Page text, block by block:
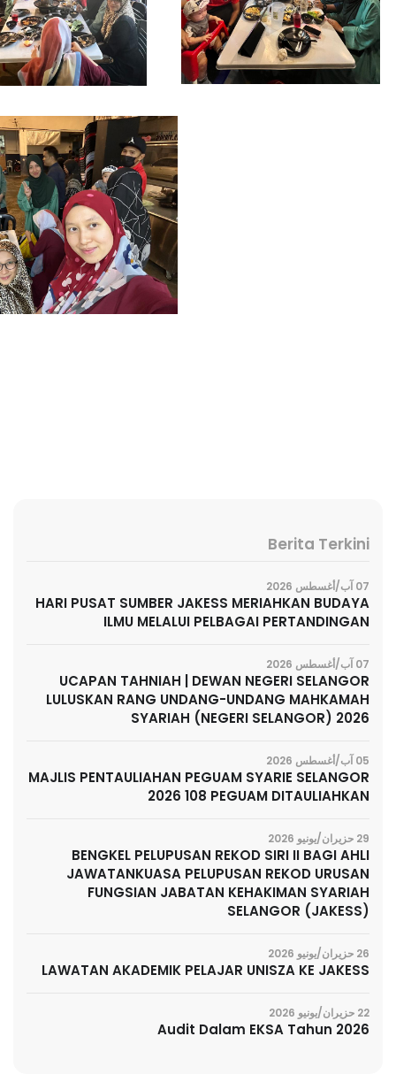
Berita Terkini
07 آب/أغسطس 2026
HARI PUSAT SUMBER JAKESS MERIAHKAN BUDAYA
ILMU MELALUI PELBAGAI PERTANDINGAN
07 آب/أغسطس 2026
UCAPAN TAHNIAH | DEWAN NEGERI SELANGOR
LULUSKAN RANG UNDANG-UNDANG MAHKAMAH
SYARIAH (NEGERI SELANGOR) 2026
05 آب/أغسطس 2026
MAJLIS PENTAULIAHAN PEGUAM SYARIE SELANGOR
2026 108 PEGUAM DITAULIAHKAN
29 حزيران/يونيو 2026
BENGKEL PELUPUSAN REKOD SIRI II BAGI AHLI
JAWATANKUASA PELUPUSAN REKOD URUSAN
FUNGSIAN JABATAN KEHAKIMAN SYARIAH
SELANGOR (JAKESS)
26 حزيران/يونيو 2026
LAWATAN AKADEMIK PELAJAR UNISZA KE JAKESS
22 حزيران/يونيو 2026
Audit Dalam EKSA Tahun 2026